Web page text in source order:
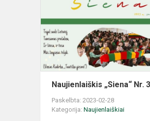
Naujienlaiškis „Siena“ Nr. 3
Paskelbta: 2023-02-28
Kategorija: Naujienlaiškiai